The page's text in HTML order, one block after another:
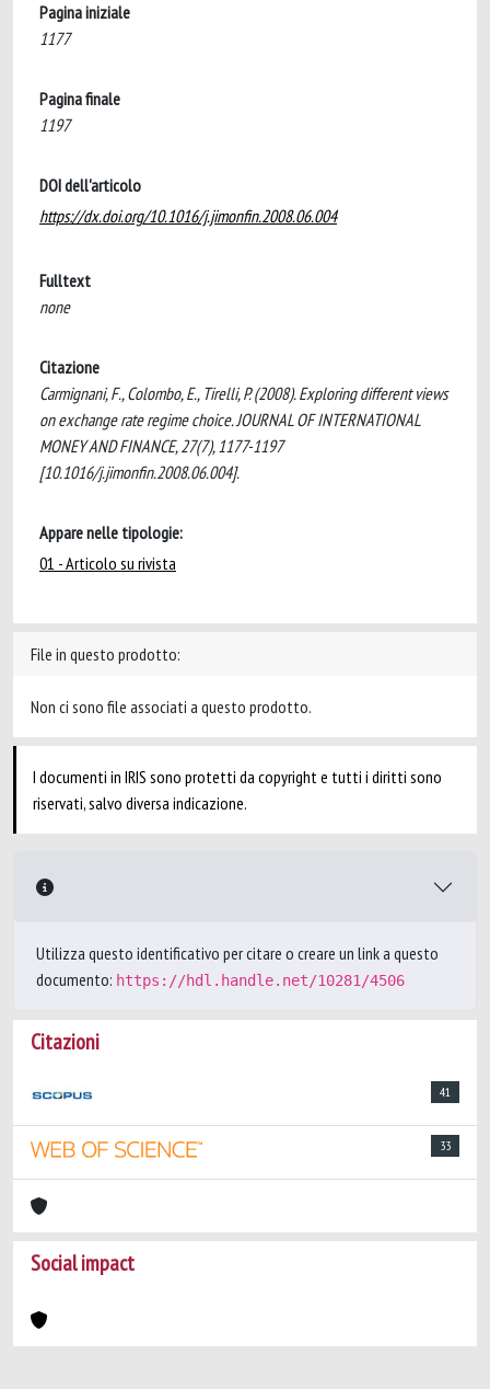
Pagina iniziale
1177
Pagina finale
1197
DOI dell'articolo
https://dx.doi.org/10.1016/j.jimonfin.2008.06.004
Fulltext
none
Citazione
Carmignani, F., Colombo, E., Tirelli, P. (2008). Exploring different views
on exchange rate regime choice. JOURNAL OF INTERNATIONAL
MONEY AND FINANCE, 27(7), 1177-1197
[10.1016/j.jimonfin.2008.06.004].
Appare nelle tipologie:
01 - Articolo su rivista
File in questo prodotto:
Non ci sono file associati a questo prodotto.
I documenti in IRIS sono protetti da copyright e tutti i diritti sono
riservati, salvo diversa indicazione.
Utilizza questo identificativo per citare o creare un link a questo
documento: https://hdl.handle.net/10281/4506
Citazioni
41
33
Social impact